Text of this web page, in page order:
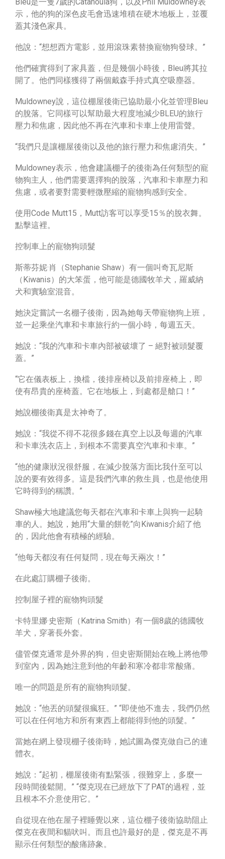
示，他的狗的深色皮毛會迅速堆積在硬木地板上，並覆
蓋其淺色家具。
他說：“想想西方電影，並用滾珠素替換寵物狗發球。”
他們確實得到了家具蓋，但是幾個小時後，Bleu將其拉
開了。他們同樣獲得了兩個戴森手持式真空吸塵器。
Muldowney說，這位棚屋後衛已協助最小化並管理Bleu
的脫落。它同樣可以幫助最大程度地減少BLEU的旅行
壓力和焦慮，因此他不再在汽車和卡車上使用雷聲。
“我們只是讓棚屋後衛以及他的旅行壓力和焦慮消失。”
Muldowney表示，他會建議棚子的後衛為任何類型的寵
物狗主人，他們需要選擇狗的脫落，汽車和卡車壓力和
焦慮，或者要對需要輕微壓縮的寵物狗感到安全。
使用Code Mutt15，Mutt訪客可以享受15％的脫衣舞。
點擊這裡。
控制車上的寵物狗頭髮
斯蒂芬妮·肖（Stephanie Shaw）有一個叫奇瓦尼斯
（Kiwanis）的大笨蛋，他可能是德國牧羊犬，羅威納
犬和實驗室混音。
她決定嘗試一名棚子後衛，因為她每天帶寵物狗上班，
並一起乘坐汽車和卡車旅行約一個小時，每週五天。
她說：“我的汽車和卡車內部被破壞了 – 絕對被頭髮覆
蓋。”
“它在儀表板上，換檔，後排座椅以及前排座​​椅上，即
使有昂貴的座椅蓋。它在地板上，到處都是艙口！”
她說棚後衛真是太神奇了。
她說：“我從不得不花很多錢在真空上以及每週的汽車
和卡車洗衣店上，到根本不需要真空汽車和卡車。”
“他的健康狀況很舒服，在減少脫落方面比我什至可以
說的要有效得多。這是我們汽車的救生員，也是他使用
它時得到的稱讚。”
Shaw極大地建議您每天都在汽車和卡車上與狗一起騎
車的人。她說，她用“大量的餅乾”向Kiwanis介紹了他
的，因此他會有積極的經驗。
“他每天都沒有任何疑問，現在每天兩次！”
在此處訂購棚子後衛。
控制屋子裡的寵物狗頭髮
卡特里娜·史密斯（Katrina Smith）有一個8歲的德國牧
羊犬，穿著長外套。
儘管傑克通常是外界的狗，但史密斯開始在晚上將他帶
到室內，因為她注意到他的年齡和寒冷都非常酸痛。
唯一的問題是所有的寵物狗頭髮。
她說：“他丟的頭髮很瘋狂。” “即使他不進去，我們仍然
可以在任何地方和所有東西上都能得到他的頭髮。”
當她在網上發現棚子後衛時，她試圖為傑克做自己的連
體衣。
她說：“起初，棚屋後衛有點緊張，很難穿上，多麼一
段時間後鬆開。” “傑克現在已經放下了PAT的過程，並
且根本不介意使用它。”
自從現在他在屋子裡睡覺以來，這位棚子後衛協助阻止
傑克在夜間和貓吠叫。而且也許最好的是，傑克是不再
顯示任何類型的酸痛跡象。